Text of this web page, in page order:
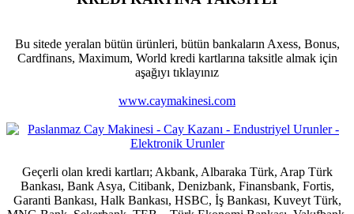
Bu sitede yeralan bütün ürünleri, bütün bankaların Axess, Bonus,
Cardfinans, Maximum, World kredi kartlarına taksitle almak için
aşağıyı tıklayınız
www.caymakinesi.com
Geçerli olan kredi kartları; Akbank, Albaraka Türk, Arap Türk
Bankası, Bank Asya, Citibank, Denizbank, Finansbank, Fortis,
Garanti Bankası, Halk Bankası, HSBC, İş Bankası, Kuveyt Türk,